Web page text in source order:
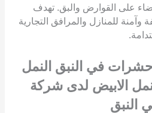
على القوارض والبق. تهدف
وآمنة للمنازل والمرافق التجارية
في النبق النمل
الابيض لدى شركة
النبق